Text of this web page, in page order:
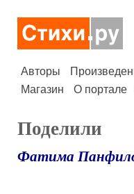
Авторы
Магазин
О портале
Поделили
Фатима